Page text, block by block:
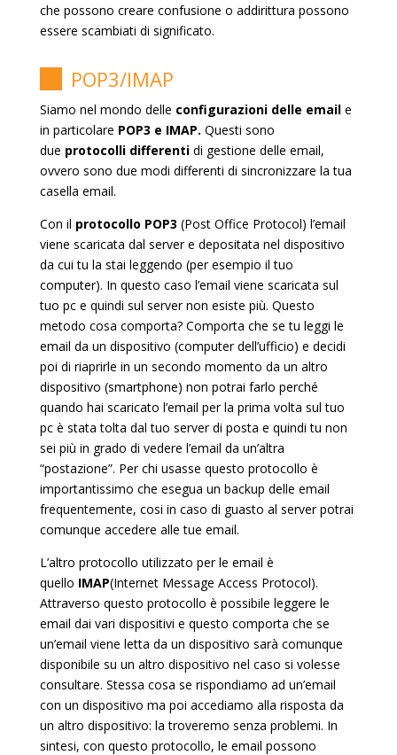
che possono creare confusione o addirittura possono
essere scambiati di significato.
POP3/IMAP
Siamo nel mondo delle configurazioni delle emaile
in particolare POP3 e IMAP. Questi sono
due protocolli differentidi gestione delle email,
ovvero sono due modi differenti di sincronizzare la tua
casella email.
Con il protocollo POP3 (Post Office Protocol) l’email
viene scaricata dal server e depositata nel dispositivo
da cui tu la stai leggendo (per esempio il tuo
computer). In questo caso l’email viene scaricata sul
tuo pc e quindi sul server non esiste più. Questo
metodo cosa comporta? Comporta che se tu leggi le
email da un dispositivo (computer dell’ufficio) e decidi
poi di riaprirle in un secondo momento da un altro
dispositivo (smartphone) non potrai farlo perché
quando hai scaricato l’email per la prima volta sul tuo
pc è stata tolta dal tuo server di posta e quindi tu non
sei più in grado di vedere l’email da un’altra
“postazione”. Per chi usasse questo protocollo è
importantissimo che esegua un backup delle email
frequentemente, cosi in caso di guasto al server potrai
comunque accedere alle tue email.
L’altro protocollo utilizzato per le email è
quello IMAP(Internet Message Access Protocol).
Attraverso questo protocollo è possibile leggere le
email dai vari dispositivi e questo comporta che se
un’email viene letta da un dispositivo sarà comunque
disponibile su un altro dispositivo nel caso si volesse
consultare. Stessa cosa se rispondiamo ad un’email
con un dispositivo ma poi accediamo alla risposta da
un altro dispositivo: la troveremo senza problemi. In
sintesi, con questo protocollo, le email possono